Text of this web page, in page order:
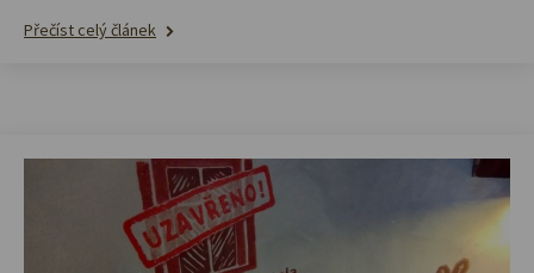
Přečíst celý článek